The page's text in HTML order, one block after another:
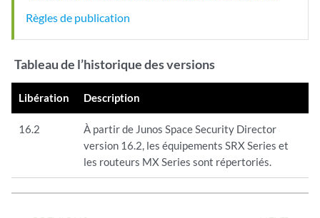
Règles de publication
Tableau de l’historique des versions
Libération Description
16.2
À partir de Junos Space Security Director
version 16.2, les équipements SRX Series et
les routeurs MX Series sont répertoriés.